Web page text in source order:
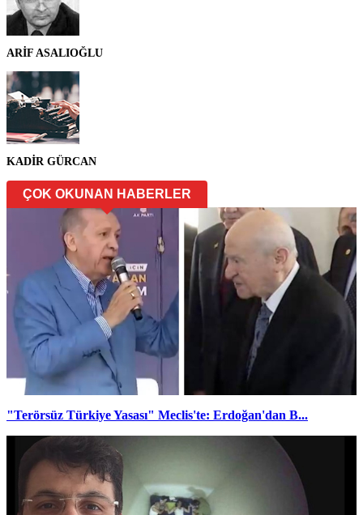
ARİF ASALIOĞLU
KADİR GÜRCAN
ÇOK OKUNAN HABERLER
"Terörsüz Türkiye Yasası" Meclis'te: Erdoğan'dan B...